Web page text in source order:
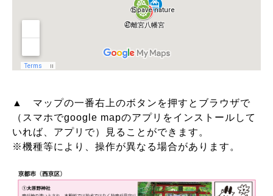
▲ マップの一番右上のボタンを押すとブラウザで
（スマホでgoogle mapのアプリをインストールして
いれば、アプリで）見ることができます。
※機種等により、操作が異なる場合があります。